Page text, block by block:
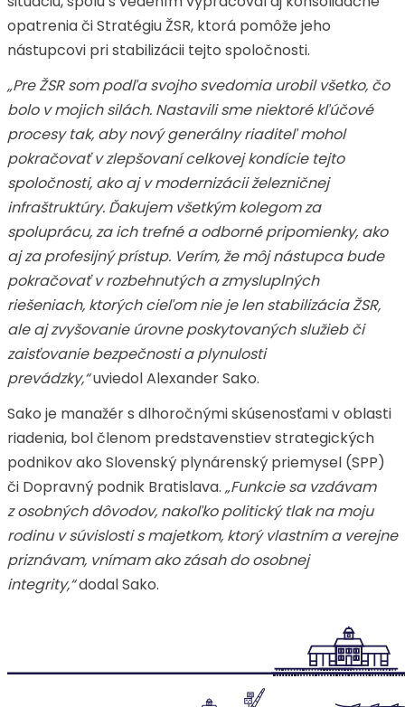
opatrenia či Stratégiu ŽSR, ktorá pomôže jeho
nástupcovi pri stabilizácii tejto spoločnosti.
„Pre ŽSR som podľa svojho svedomia urobil všetko, čo
bolo v mojich silách. Nastavili sme niektoré kľúčové
procesy tak, aby nový generálny riaditeľ mohol
pokračovať v zlepšovaní celkovej kondície tejto
spoločnosti, ako aj v modernizácii železničnej
infraštruktúry. Ďakujem všetkým kolegom za
spoluprácu, za ich trefné a odborné pripomienky, ako
aj za profesijný prístup. Verím, že môj nástupca bude
pokračovať v rozbehnutých a zmysluplných
riešeniach, ktorých cieľom nie je len stabilizácia ŽSR,
ale aj zvyšovanie úrovne poskytovaných služieb či
zaisťovanie bezpečnosti a plynulosti
prevádzky,“uviedol Alexander Sako.
Sako je manažér s dlhoročnými skúsenosťami v oblasti
riadenia, bol členom predstavenstiev strategických
podnikov ako Slovenský plynárenský priemysel (SPP)
či Dopravný podnik Bratislava. „Funkcie sa vzdávam
z osobných dôvodov, nakoľko politický tlak na moju
rodinu v súvislosti s majetkom, ktorý vlastním a verejne
priznávam, vnímam ako zásah do osobnej
integrity,“dodal Sako.